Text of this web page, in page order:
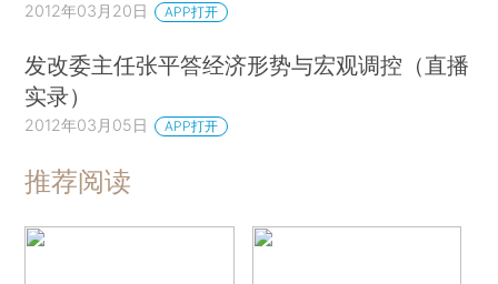
2012年03月20日 APP打开
发改委主任张平答经济形势与宏观调控（直播
实录）
2012年03月05日 APP打开
推荐阅读